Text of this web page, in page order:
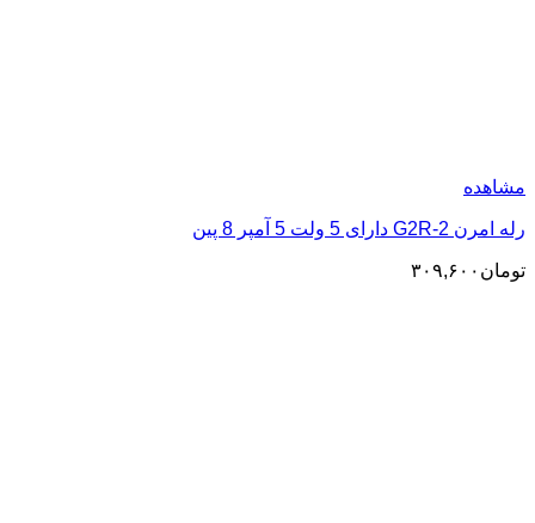
مشاهده
رله امرن G2R-2 دارای 5 ولت 5 آمپر 8 پین
تومان ۳۰۹,۶۰۰